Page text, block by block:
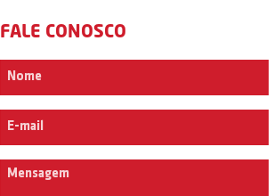
FALE CONOSCO